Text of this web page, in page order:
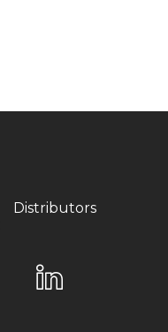
Distributors